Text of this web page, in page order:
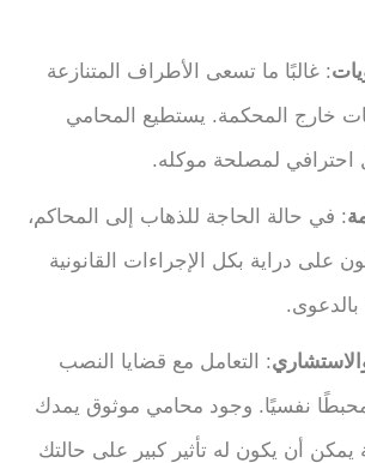
: غالبًا ما تسعى الأطراف المتنازعة
خارج المحكمة. يستطيع المحامي
احترافي لمصلحة موكله.
: في حالة الحاجة للذهاب إلى المحاكم،
على دراية بكل الإجراءات القانونية
بالدعوى.
: التعامل مع قضايا النصب
نفسيًا. وجود محامي موثوق يمدك
يمكن أن يكون له تأثير كبير على حالتك